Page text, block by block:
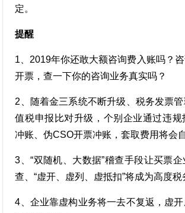
定。
提醒
1、2019年你还敢大额咨询费入账吗？
开票，查一下你的咨询业务真实吗？
2、随着金三系统不断升级、税务发票
值税申报比对升级，个别企业通过违
冲账、伪CSO开票冲账，套取费用将会
3、“双随机、大数据”稽查手段让买票
查、“虚开、虚列、虚抵扣”将成为高度税
4、企业靠虚构业务将一去不复返，虚